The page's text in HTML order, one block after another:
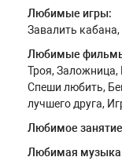
Любимые игры:
Завалить кабана,
Любимые
Троя, Заложница,
Спеши любить,
лучшего друга,
Любимое
Любимая